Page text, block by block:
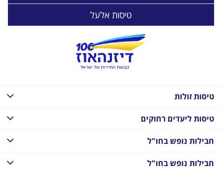
טיסות אלעל
טיסות זולות
טיסות ליעדים רחוקים
חבילות נופש בחו"ל
חבילות נופש בחו"ל